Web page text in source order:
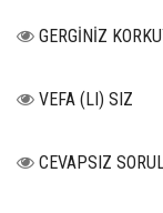
GERGİNİZ
VEFA (LI) SIZ
CEVAPSIZ